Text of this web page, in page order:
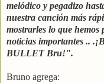
melódico y pegadizo
nuestra canción más
mostrarles lo que
noticias importantes ..
BULLET Bru!".
Bruno agrega: